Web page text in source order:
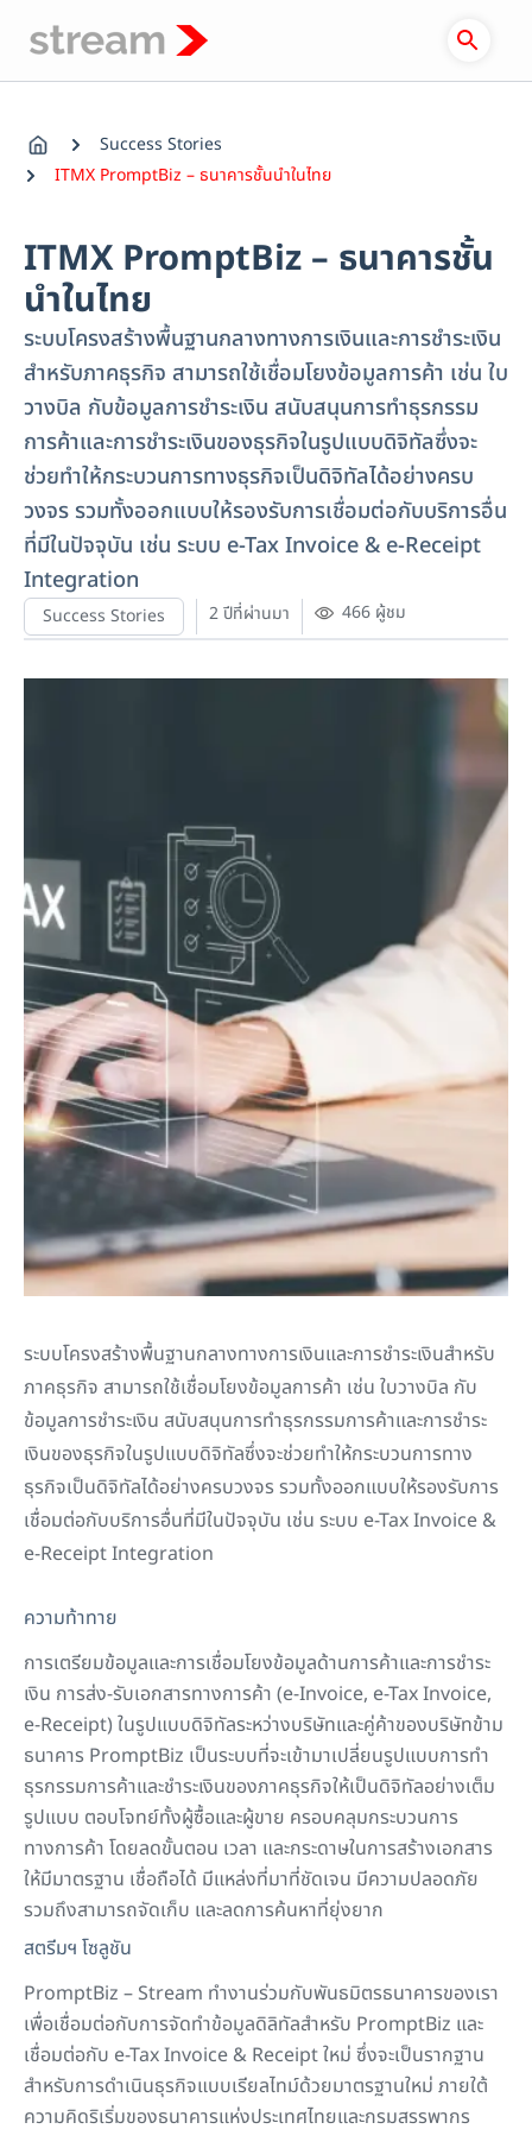
content
Success Stories
ITMX PromptBiz – ธนาคารชั้นนำในไทย
ITMX PromptBiz – ธนาคารชั้น
นำในไทย
ระบบโครงสร้างพื้นฐานกลางทางการเงินและการชำระเงิน
สำหรับภาคธุรกิจ สามารถใช้เชื่อมโยงข้อมูลการค้า เช่น ใบ
วางบิล กับข้อมูลการชำระเงิน สนับสนุนการทำธุรกรรม
การค้าและการชำระเงินของธุรกิจในรูปแบบดิจิทัลซึ่งจะ
ช่วยทำให้กระบวนการทางธุรกิจเป็นดิจิทัลได้อย่างครบ
วงจร รวมทั้งออกแบบให้รองรับการเชื่อมต่อกับบริการอื่น
ที่มีในปัจจุบัน เช่น ระบบ e-Tax Invoice & e-Receipt
Integration
Success Stories 2 ปีที่ผ่านมา 466 ผู้ชม
ระบบโครงสร้างพื้นฐานกลางทางการเงินและการชำระเงินสำหรับ
ภาคธุรกิจ สามารถใช้เชื่อมโยงข้อมูลการค้า เช่น ใบวางบิล กับ
ข้อมูลการชำระเงิน สนับสนุนการทำธุรกรรมการค้าและการชำระ
เงินของธุรกิจในรูปแบบดิจิทัลซึ่งจะช่วยทำให้กระบวนการทาง
ธุรกิจเป็นดิจิทัลได้อย่างครบวงจร รวมทั้งออกแบบให้รองรับการ
เชื่อมต่อกับบริการอื่นที่มีในปัจจุบัน เช่น ระบบ e-Tax Invoice &
e-Receipt Integration
ความท้าทาย
การเตรียมข้อมูลและการเชื่อมโยงข้อมูลด้านการค้าและการชำระ
เงิน การส่ง-รับเอกสารทางการค้า (e-Invoice, e-Tax Invoice,
e-Receipt) ในรูปแบบดิจิทัลระหว่างบริษัทและคู่ค้าของบริษัทข้าม
ธนาคาร PromptBiz เป็นระบบที่จะเข้ามาเปลี่ยนรูปแบบการทำ
ธุรกรรมการค้าและชำระเงินของภาคธุรกิจให้เป็นดิจิทัลอย่างเต็ม
รูปแบบ ตอบโจทย์ทั้งผู้ซื้อและผู้ขาย ครอบคลุมกระบวนการ
ทางการค้า โดยลดขั้นตอน เวลา และกระดาษในการสร้างเอกสาร
ให้มีมาตรฐาน เชื่อถือได้ มีแหล่งที่มาที่ชัดเจน มีความปลอดภัย
รวมถึงสามารถจัดเก็บ และลดการค้นหาที่ยุ่งยาก
สตรีมฯ โซลูชัน
PromptBiz – Stream ทำงานร่วมกับพันธมิตรธนาคารของเรา
เพื่อเชื่อมต่อกับการจัดทำข้อมูลดิลิทัลสำหรับ PromptBiz และ
เชื่อมต่อกับ e-TaxInvoice & Receiptใหม่ ซึ่งจะเป็นรากฐาน
สำหรับการดำเนินธุรกิจแบบเรียลไทม์ด้วยมาตรฐานใหม่ ภายใต้
ความคิดริเริ่มของธนาคารแห่งประเทศไทยและกรมสรรพากร